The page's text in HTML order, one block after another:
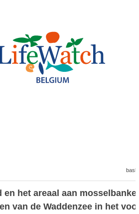
en het areaal aan
van de Waddenzee in het